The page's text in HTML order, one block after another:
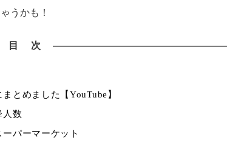
うかも！
目 次
とめました【YouTube】
人数
パーマーケット